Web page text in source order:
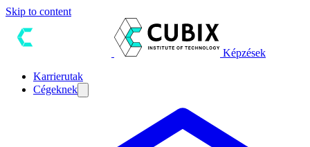
Skip to content
Képzések
Karrierutak
Cégeknek